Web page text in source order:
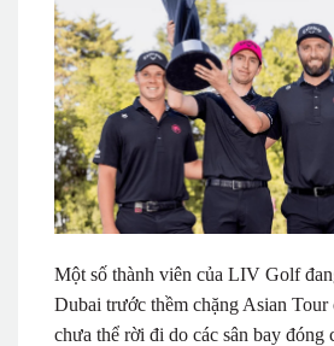
Một số thành viên của LIV Golf
Dubai trước thềm chặng Asian
chưa thể rời đi do các sân bay đóng